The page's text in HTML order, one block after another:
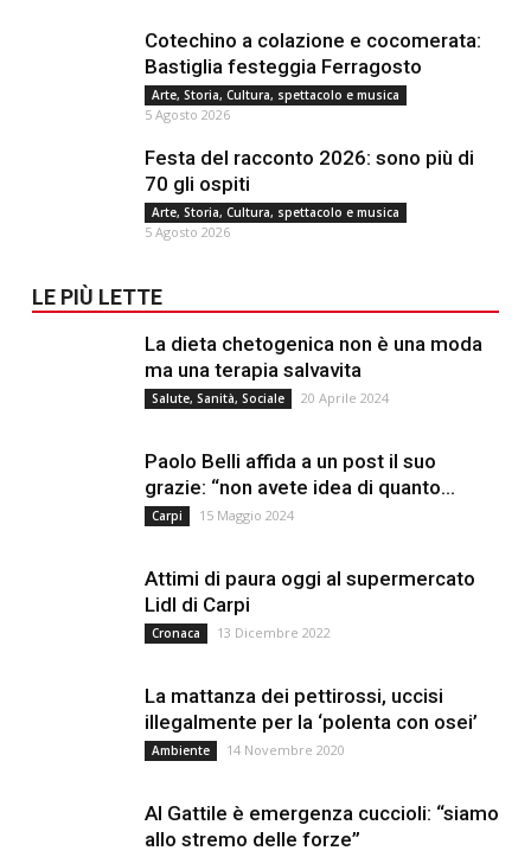
Cotechino a colazione e cocomerata:
Bastiglia festeggia Ferragosto
Arte, Storia, Cultura, spettacolo e musica
5 Agosto 2026
Festa del racconto 2026: sono più di
70 gli ospiti
Arte, Storia, Cultura, spettacolo e musica
5 Agosto 2026
LE PIÙ LETTE
La dieta chetogenica non è una moda
ma una terapia salvavita
Salute, Sanità, Sociale 20 Aprile 2024
Paolo Belli affida a un post il suo
grazie: “non avete idea di quanto...
Carpi 15 Maggio 2024
Attimi di paura oggi al supermercato
Lidl di Carpi
Cronaca 13 Dicembre 2022
La mattanza dei pettirossi, uccisi
illegalmente per la ‘polenta con osei’
Ambiente 14 Novembre 2020
Al Gattile è emergenza cuccioli: “siamo
allo stremo delle forze”